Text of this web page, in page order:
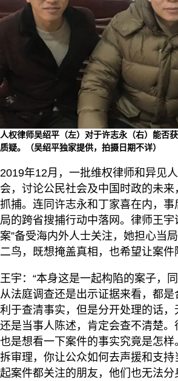
人权律师吴绍平（左）对于许志永（右）能否
质疑。（吴绍平独家提供，拍摄日期不详）
2019年12月，一批维权律师和异见
会，讨论公民社会及中国时政的未来
抓捕。连同许志永和丁家喜在内，事
局的跨省搜捕行动中落网。律师王宇
案”备受海内外人士关注，她担心当
二鸟，既想掩盖真相，也希望让案件
王宇：“本身这是一起构陷的案子，
从法庭调查还是出示证据来看，都是
利于查清事实，但是分开处理的话，
还是当事人陈述，肯定会查不清楚。
也是想看一下案件的事实究竟是怎样
拆审理，你让公众如何去声援和支持
起案件都关注的朋友，他们也无法分